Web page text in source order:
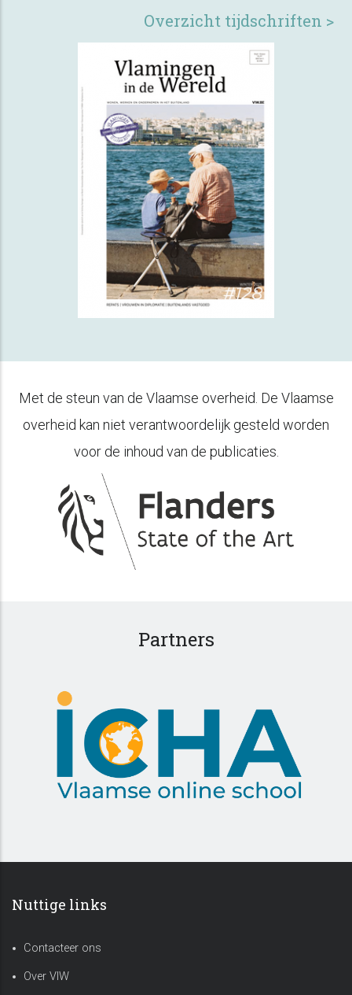
Overzicht tijdschriften >
Met de steun van de Vlaamse overheid. De Vlaamse
overheid kan niet verantwoordelijk gesteld worden
voor de inhoud van de publicaties.
Partners
Nuttige links
Contacteer ons
Over VIW